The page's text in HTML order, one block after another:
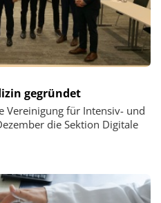
gegründet
Vereinigung für Intensiv- und
die Sektion Digitale